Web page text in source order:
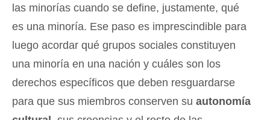
las minorías cuando se define, justamente, qué
es una minoría. Ese paso es imprescindible para
luego acordar qué grupos sociales constituyen
una minoría en una nación y cuáles son los
derechos específicos que deben resguardarse
para que sus miembros conserven su autonomía